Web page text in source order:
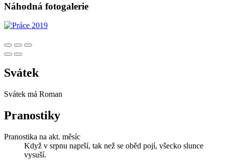
Náhodná fotogalerie
Svátek
Svátek má Roman
Pranostiky
Pranostika na akt. měsíc
Když v srpnu naprší, tak než se oběd pojí, všecko slunce
vysuší.